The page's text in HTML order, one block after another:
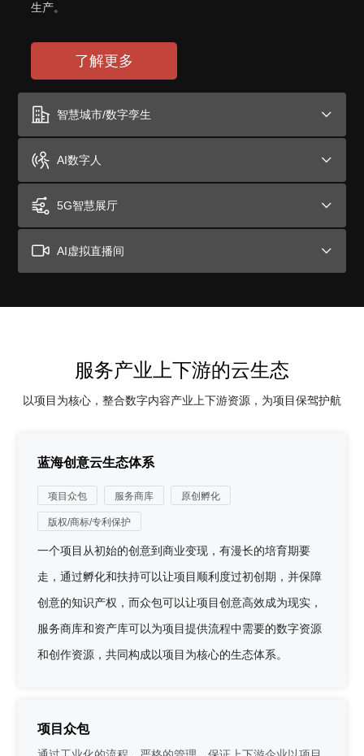
生产。
了解更多
智慧城市/数字孪生 
AI数字人 
5G智慧展厅 
AI虚拟直播间 
服务产业上下游的云生态
以项目为核心，整合数字内容产业上下游资源，为项目保驾护航
蓝海创意云生态体系
项目众包 服务商库 原创孵化
版权/商标/专利保护
一个项目从初始的创意到商业变现，有漫长的培育期要
走，通过孵化和扶持可以让项目顺利度过初创期，并保障
创意的知识产权，而众包可以让项目创意高效成为现实，
服务商库和资产库可以为项目提供流程中需要的数字资源
和创作资源，共同构成以项目为核心的生态体系。
项目众包